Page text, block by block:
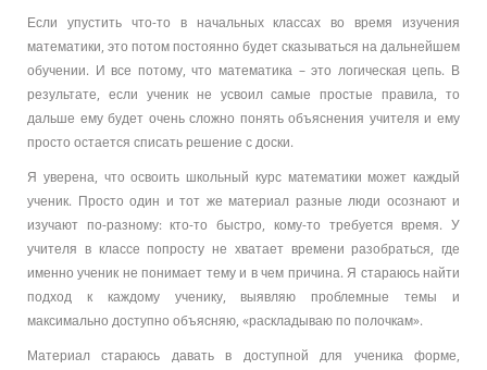
Если упустить что-то в начальных классах во время изучения
математики, это потом постоянно будет сказываться на дальнейшем
обучении. И все потому, что математика – это логическая цепь. В
результате, если ученик не усвоил самые простые правила, то
дальше ему будет очень сложно понять объяснения учителя и ему
просто остается списать решение с доски.
Я уверена, что освоить школьный курс математики может каждый
ученик. Просто один и тот же материал разные люди осознают и
изучают по-разному: кто-то быстро, кому-то требуется время. У
учителя в классе попросту не хватает времени разобраться, где
именно ученик не понимает тему и в чем причина. Я стараюсь найти
подход к каждому ученику, выявляю проблемные темы и
максимально доступно объясняю, «раскладываю по полочкам».
Материал стараюсь давать в доступной для ученика форме,